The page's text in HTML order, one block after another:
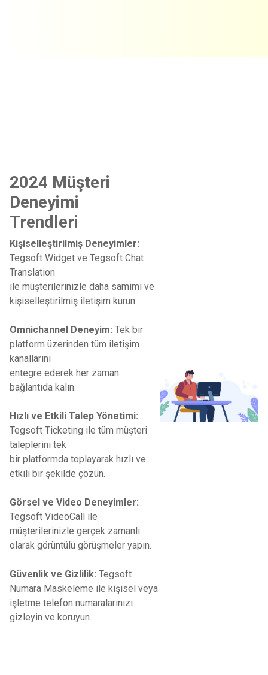
2024 Müşteri
Deneyimi
Trendleri
Kişiselleştirilmiş Deneyimler:
Tegsoft Widget ve Tegsoft Chat
Translation
ile müşterilerinizle daha samimi ve
kişiselleştirilmiş iletişim kurun.
Omnichannel Deneyim: Tek bir
platform üzerinden tüm iletişim
kanallarını
entegre ederek her zaman
bağlantıda kalın.
Hızlı ve Etkili Talep Yönetimi:
Tegsoft Ticketing ile tüm müşteri
taleplerini tek
bir platformda toplayarak hızlı ve
etkili bir şekilde çözün.
Görsel ve Video Deneyimler:
Tegsoft VideoCall ile
müşterilerinizle gerçek zamanlı
olarak görüntülü görüşmeler yapın.
Güvenlik ve Gizlilik: Tegsoft
Numara Maskeleme ile kişisel veya
işletme telefon numaralarınızı
gizleyin ve koruyun.